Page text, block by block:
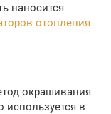
наносится
отопления
окрашивания
в